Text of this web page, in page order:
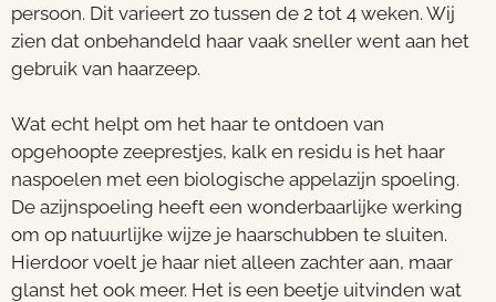
persoon. Dit varieert zo tussen de 2 tot 4 weken. Wij
zien dat onbehandeld haar vaak sneller went aan het
gebruik van haarzeep.
Wat echt helpt om het haar te ontdoen van
opgehoopte zeeprestjes, kalk en residu is het haar
naspoelen met een biologische appelazijn spoeling.
De azijnspoeling heeft een wonderbaarlijke werking
om op natuurlijke wijze je haarschubben te sluiten.
Hierdoor voelt je haar niet alleen zachter aan, maar
glanst het ook meer. Het is een beetje uitvinden wat